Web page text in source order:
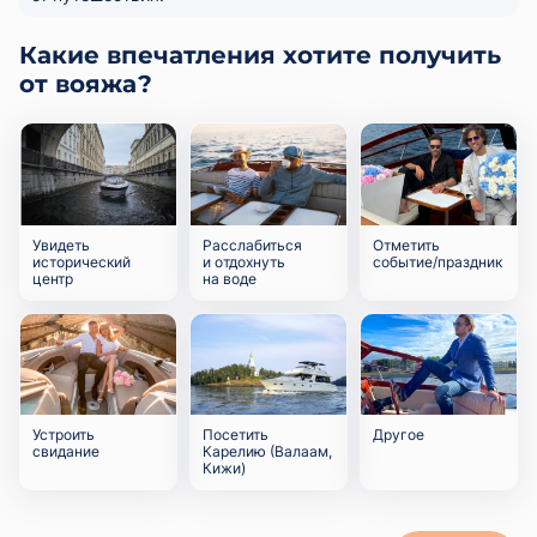
Какие впечатления хотите получить
от вояжа?
Увидеть
исторический
центр
Расслабиться
и отдохнуть
на воде
Отметить
событие/праздник
Устроить
свидание
Посетить
Карелию (Валаам,
Кижи)
Другое